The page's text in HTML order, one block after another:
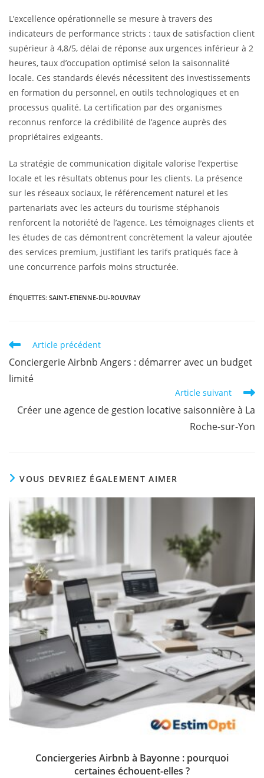
L’excellence opérationnelle se mesure à travers des
indicateurs de performance stricts : taux de satisfaction client
supérieur à 4,8/5, délai de réponse aux urgences inférieur à 2
heures, taux d’occupation optimisé selon la saisonnalité
locale. Ces standards élevés nécessitent des investissements
en formation du personnel, en outils technologiques et en
processus qualité. La certification par des organismes
reconnus renforce la crédibilité de l’agence auprès des
propriétaires exigeants.
La stratégie de communication digitale valorise l’expertise
locale et les résultats obtenus pour les clients. La présence
sur les réseaux sociaux, le référencement naturel et les
partenariats avec les acteurs du tourisme stéphanois
renforcent la notoriété de l’agence. Les témoignages clients et
les études de cas démontrent concrètement la valeur ajoutée
des services premium, justifiant les tarifs pratiqués face à
une concurrence parfois moins structurée.
ÉTIQUETTES: SAINT-ETIENNE-DU-ROUVRAY
Article précédent
Conciergerie Airbnb Angers : démarrer avec un budget
limité
Article suivant
Créer une agence de gestion locative saisonnière à La
Roche-sur-Yon
VOUS DEVRIEZ ÉGALEMENT AIMER
Conciergeries Airbnb à Bayonne : pourquoi
certaines échouent-elles ?